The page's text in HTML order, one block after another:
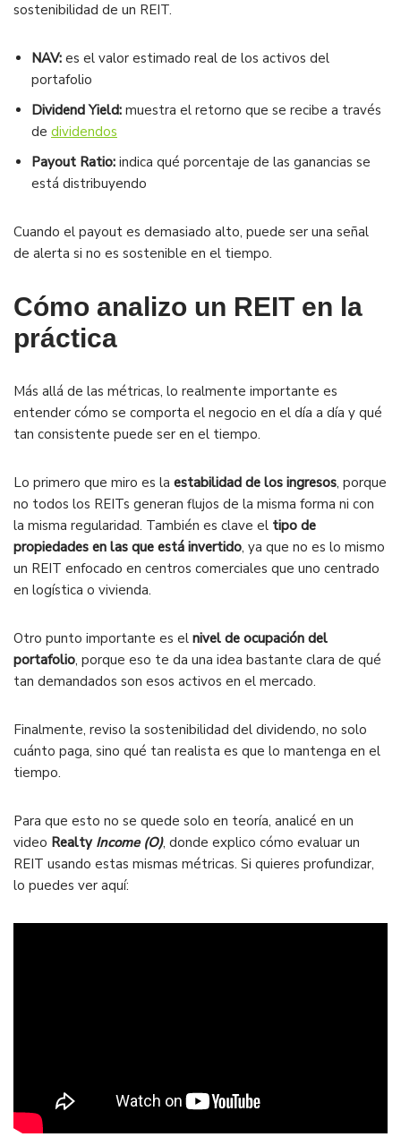
sostenibilidad de un REIT.
NAV: es el valor estimado real de los activos del
portafolio
Dividend Yield: muestra el retorno que se recibe a través
de dividendos
Payout Ratio: indica qué porcentaje de las ganancias se
está distribuyendo
Cuando el payout es demasiado alto, puede ser una señal
de alerta si no es sostenible en el tiempo.
Cómo analizo un REIT en la
práctica
Más allá de las métricas, lo realmente importante es
entender cómo se comporta el negocio en el día a día y qué
tan consistente puede ser en el tiempo.
Lo primero que miro es la estabilidad de los ingresos, porque
no todos los REITs generan flujos de la misma forma ni con
la misma regularidad. También es clave el tipo de
propiedades en las que está invertido, ya que no es lo mismo
un REIT enfocado en centros comerciales que uno centrado
en logística o vivienda.
Otro punto importante es el nivel de ocupación del
portafolio, porque eso te da una idea bastante clara de qué
tan demandados son esos activos en el mercado.
Finalmente, reviso la sostenibilidad del dividendo, no solo
cuánto paga, sino qué tan realista es que lo mantenga en el
tiempo.
Para que esto no se quede solo en teoría, analicé en un
video RealtyIncome (O), donde explico cómo evaluar un
REIT usando estas mismas métricas. Si quieres profundizar,
lo puedes ver aquí: